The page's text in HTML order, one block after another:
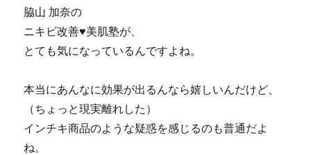
脇山 加奈の
ニキビ改善♥美肌塾が、
とても気になっているんですよね。
本当にあんなに効果が出るんなら嬉しいんだけど、
（ちょっと現実離れした）
インチキ商品のような疑惑を感じるのも普通だよ
ね。